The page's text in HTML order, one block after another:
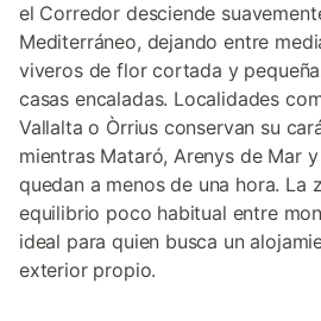
el Corredor desciende
Mediterráneo, dejando entre
viveros de flor cortada y
casas encaladas. Localidades
Vallalta o Òrrius conservan su
mientras Mataró, Arenys de Mar
quedan a menos de una hora. La
equilibrio poco habitual entre
ideal para quien busca un
exterior propio.